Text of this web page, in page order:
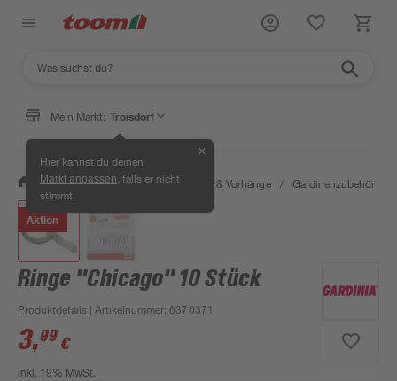
Mein Markt: Troisdorf
Hier kannst du deinen
Markt anpassen , falls er nicht
stimmt.
✕
/ Wohnen & Haushalt / Gardinen & Vorhänge / Gardinenzubehör
Aktion
Ringe "Chicago" 10 Stück
Produktdetails | Artikelnummer:6370371
3,99 €
inkl. 19% MwSt.